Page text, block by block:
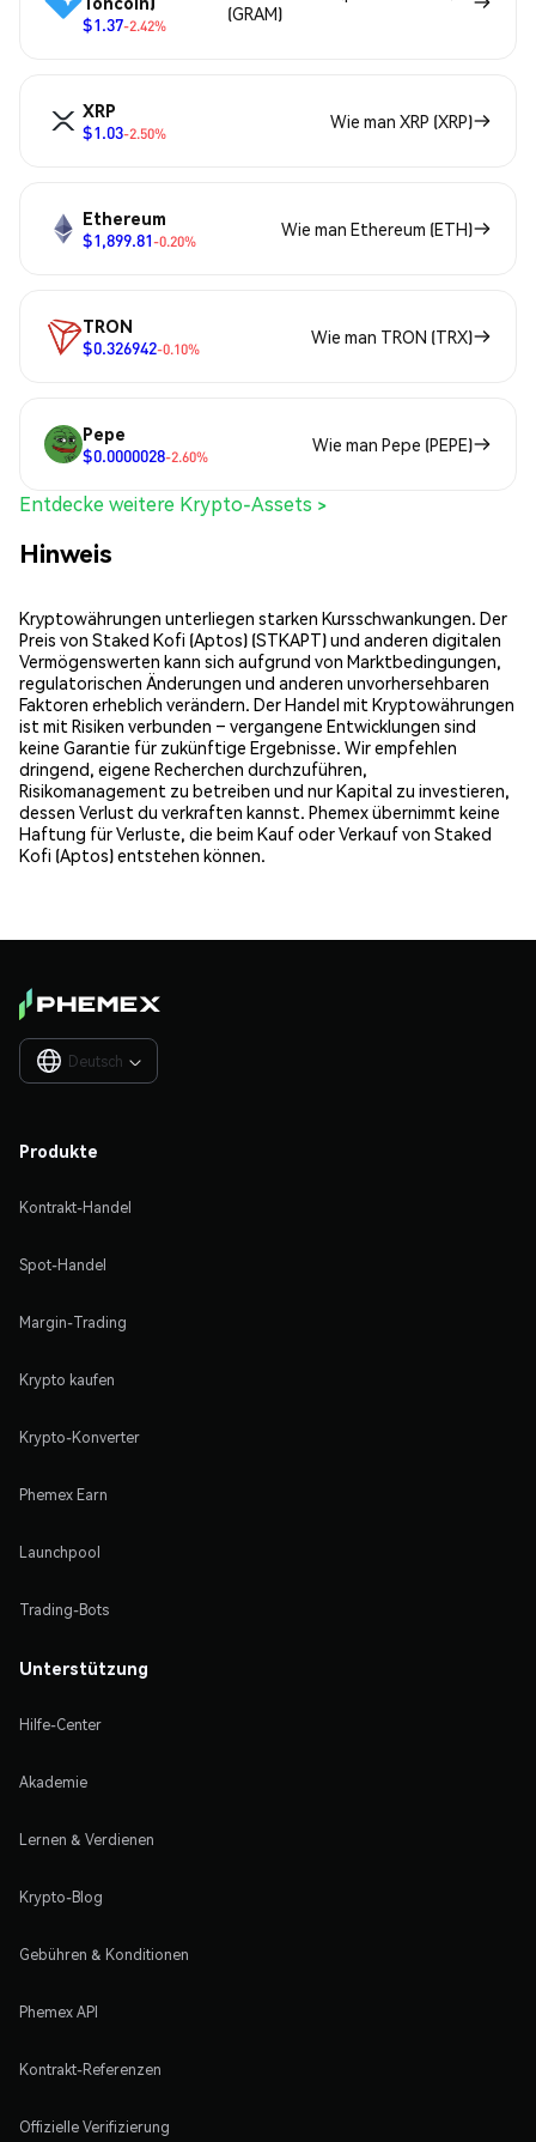
$1.37-2.42%
(GRAM)
XRP
$1.03-2.50%
Wie man XRP (XRP)
Ethereum
$1,899.81-0.20%
Wie man Ethereum (ETH)
TRON
$0.326942-0.10%
Wie man TRON (TRX)
Pepe
$0.0000028-2.60%
Wie man Pepe (PEPE)
Entdecke weitere Krypto-Assets >
Hinweis
Kryptowährungen unterliegen starken Kursschwankungen. Der
Preis von Staked Kofi (Aptos) (STKAPT) und anderen digitalen
Vermögenswerten kann sich aufgrund von Marktbedingungen,
regulatorischen Änderungen und anderen unvorhersehbaren
Faktoren erheblich verändern. Der Handel mit Kryptowährungen
ist mit Risiken verbunden – vergangene Entwicklungen sind
keine Garantie für zukünftige Ergebnisse. Wir empfehlen
dringend, eigene Recherchen durchzuführen,
Risikomanagement zu betreiben und nur Kapital zu investieren,
dessen Verlust du verkraften kannst. Phemex übernimmt keine
Haftung für Verluste, die beim Kauf oder Verkauf von Staked
Kofi (Aptos) entstehen können.
Deutsch 
Produkte
Kontrakt-Handel
Spot-Handel
Margin-Trading
Krypto kaufen
Krypto-Konverter
Phemex Earn
Launchpool
Trading-Bots
Unterstützung
Hilfe-Center
Akademie
Lernen & Verdienen
Krypto-Blog
Gebühren & Konditionen
Phemex API
Kontrakt-Referenzen
Offizielle Verifizierung